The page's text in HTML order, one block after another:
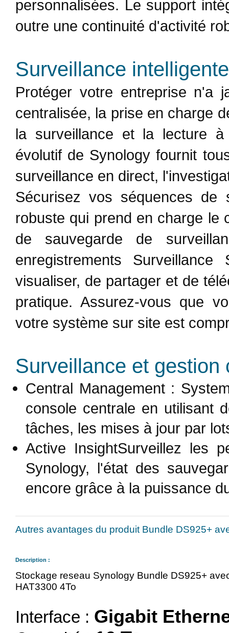
personnalisées. Le support
outre une continuité d'activité
Surveillance intelligente
Protéger votre entreprise n'a
centralisée, la prise en charge
la surveillance et la lecture
évolutif de Synology fournit
surveillance en direct,
Sécurisez vos séquences de
robuste qui prend en charge le
de sauvegarde de
enregistrements
visualiser, de partager et de
pratique. Assurez-vous que
votre système sur site est
Surveillance et gestion
Central Management :
console centrale en utilisant
tâches, les mises à jour par
Active InsightSurveillez les
Synology, l'état des
encore grâce à la puissance
Autres avantages du produit Bundle DS925+
Description :
Stockage reseau Synology Bundle DS925+
HAT3300 4To
Interface : Gigabit